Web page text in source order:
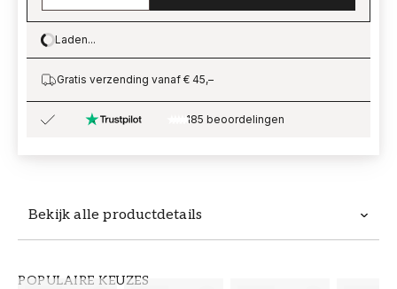
Bekijk alle productdetails
POPULAIRE KEUZES
Loading…
Laden...
Gratis verzending vanaf € 45,–
185 beoordelingen